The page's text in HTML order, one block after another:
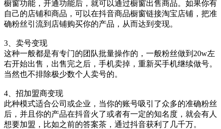
橱窗功能，开通功能后，就可以通过橱窗出售商品。如果你有
自己的店铺和商品，可以在抖音商品橱窗链接淘宝店铺，把准
确粉丝引流到店铺购买你的产品，从而达到变现。
3、卖号变现
这种一般都是有专门的团队批量操作的，一般粉丝做到20w左
右开始出售，出售完之后，手机卖掉，重新买手机继续做号。
当然也不排除极少数个人卖号的。
4、招加盟商变现
此种模式适合公司或企业，当你的账号吸引了众多的准确粉丝
后，并且你的产品在抖音火了或者有一定的知名度，就会有人
想要加盟，比如之前的答案茶，通过抖音获利了几千万。